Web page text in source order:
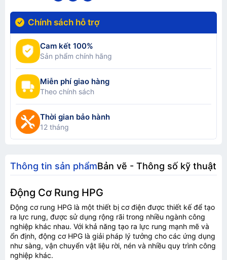
Chính sách hỗ trợ
Cam kết 100%
Sản phẩm chính hãng
Miễn phí giao hàng
Theo chính sách
Thời gian bảo hành
12 tháng
Thông tin sản phẩmBản vẽ - Thông số kỹ thuật
Động Cơ Rung HPG
Động cơ rung HPG là một thiết bị cơ điện được thiết kế để tạo
ra lực rung, được sử dụng rộng rãi trong nhiều ngành công
nghiệp khác nhau. Với khả năng tạo ra lực rung mạnh mẽ và
ổn định, động cơ HPG là giải pháp lý tưởng cho các ứng dụng
như sàng, vận chuyển vật liệu rời, nén và nhiều quy trình công
nghiệp khác.